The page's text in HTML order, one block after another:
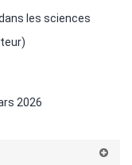
les sciences
2026